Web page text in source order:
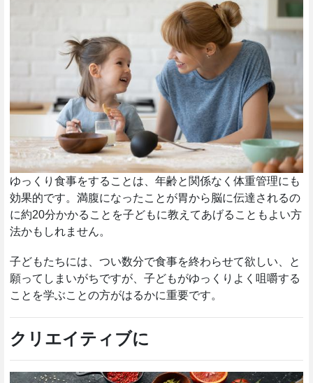
ゆっくり食事をすることは、年齢と関係なく体重管理にも
効果的です。満腹になったことが胃から脳に伝達されるの
に約20分かかることを子どもに教えてあげることもよい方
法かもしれません。
子どもたちには、つい数分で食事を終わらせて欲しい、と
願ってしまいがちですが、子どもがゆっくりよく咀嚼する
ことを学ぶことの方がはるかに重要です。
クリエイティブに